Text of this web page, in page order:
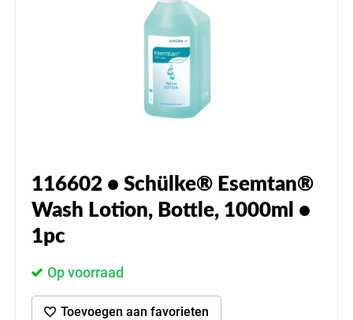
116602 • Schülke® Esemtan®
Wash Lotion, Bottle, 1000ml •
1pc
Op voorraad
Toevoegen aan favorieten